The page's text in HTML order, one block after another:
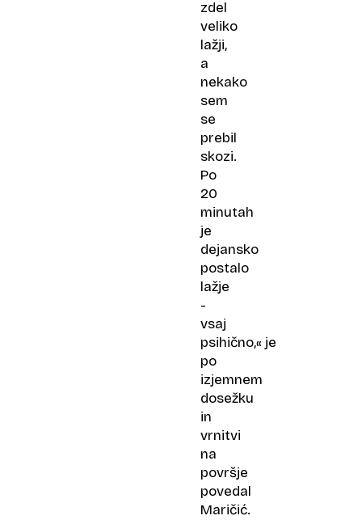
zdel
veliko
lažji,
a
nekako
sem
se
prebil
skozi.
Po
20
minutah
je
dejansko
postalo
lažje
-
vsaj
psihično,« je
po
izjemnem
dosežku
in
vrnitvi
na
površje
povedal
Maričić.